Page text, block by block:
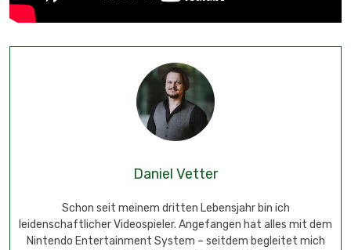
Daniel Vetter
Schon seit meinem dritten Lebensjahr bin ich
leidenschaftlicher Videospieler. Angefangen hat alles mit dem
Nintendo Entertainment System – seitdem begleitet mich